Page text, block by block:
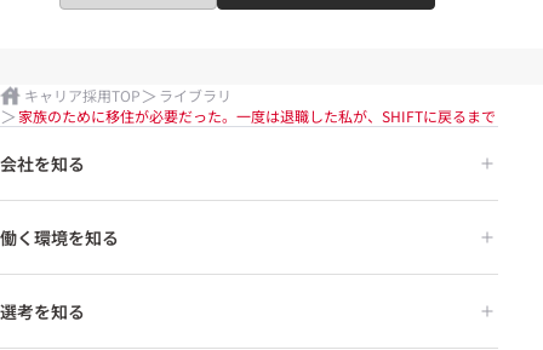
キャリア採用TOP
ライブラリ
家族のために移住が必要だった。一度は退職した私が、SHIFTに戻るまで
会社を知る
働く環境を知る
選考を知る